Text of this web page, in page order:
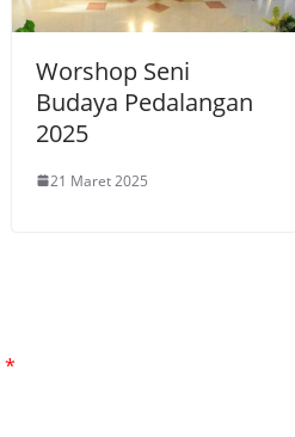
Worshop Seni
Budaya Pedalangan
2025
21 Maret 2025
*